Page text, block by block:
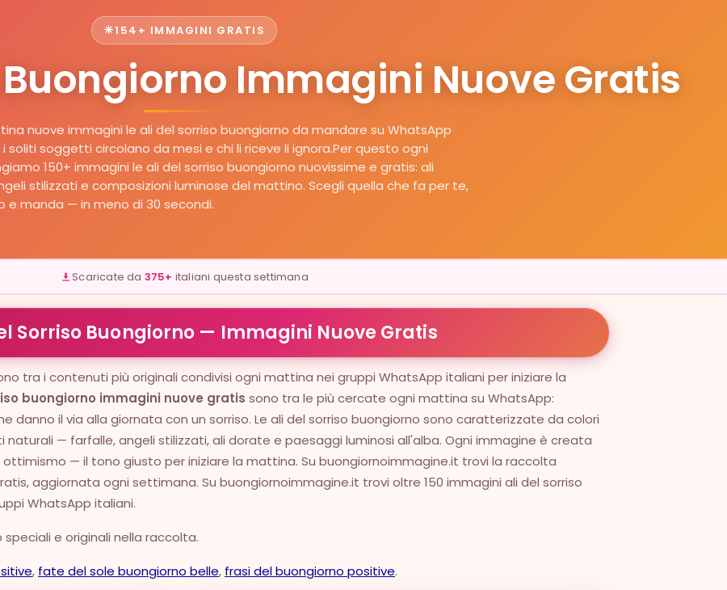
154+ IMMAGINI GRATIS
Buongiorno Immagini Nuove Gratis
nuove immagini le ali del sorriso buongiorno da mandare su WhatsApp
soggetti circolano da mesi e chi li riceve li ignora.Per questo ogni
150+ immagini le ali del sorriso buongiorno nuovissime e gratis: ali
stilizzati e composizioni luminose del mattino. Scegli quella che fa per te,
e manda — in meno di 30 secondi.
Scaricate da 375+ italiani questa settimana
Sorriso Buongiorno — Immagini Nuove Gratis
tra i contenuti più originali condivisi ogni mattina nei gruppi WhatsApp italiani per iniziare la
buongiorno immagini nuove gratis sono tra le più cercate ogni mattina su WhatsApp:
danno il via alla giornata con un sorriso. Le ali del sorriso buongiorno sono caratterizzate da colori
— farfalle, angeli stilizzati, ali dorate e paesaggi luminosi all'alba. Ogni immagine è creata
— il tono giusto per iniziare la mattina. Su buongiornoimmagine.it trovi la raccolta
aggiornata ogni settimana. Su buongiornoimmagine.it trovi oltre 150 immagini ali del sorriso
WhatsApp italiani.
e originali nella raccolta.
, fate del sole buongiorno belle, frasi del buongiorno positive.